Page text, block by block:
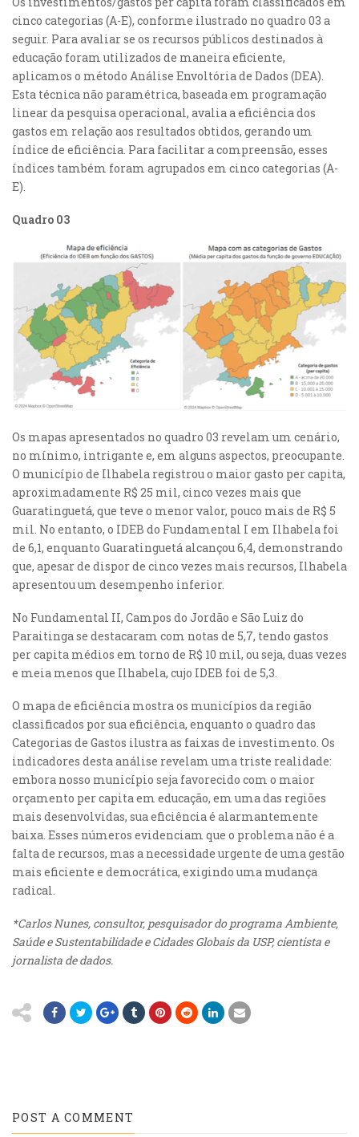
cinco categorias (A-E), conforme ilustrado no quadro 03 a
seguir. Para avaliar se os recursos públicos destinados à
educação foram utilizados de maneira eficiente,
aplicamos o método Análise Envoltória de Dados (DEA).
Esta técnica não paramétrica, baseada em programação
linear da pesquisa operacional, avalia a eficiência dos
gastos em relação aos resultados obtidos, gerando um
índice de eficiência. Para facilitar a compreensão, esses
índices também foram agrupados em cinco categorias (A-
E).
Quadro 03
Os mapas apresentados no quadro 03 revelam um cenário,
no mínimo, intrigante e, em alguns aspectos, preocupante.
O município de Ilhabela registrou o maior gasto per capita,
aproximadamente R$ 25 mil, cinco vezes mais que
Guaratinguetá, que teve o menor valor, pouco mais de R$ 5
mil. No entanto, o IDEB do Fundamental I em Ilhabela foi
de 6,1, enquanto Guaratinguetá alcançou 6,4, demonstrando
que, apesar de dispor de cinco vezes mais recursos, Ilhabela
apresentou um desempenho inferior.
No Fundamental II, Campos do Jordão e São Luiz do
Paraitinga se destacaram com notas de 5,7, tendo gastos
per capita médios em torno de R$ 10 mil, ou seja, duas vezes
e meia menos que Ilhabela, cujo IDEB foi de 5,3.
O mapa de eficiência mostra os municípios da região
classificados por sua eficiência, enquanto o quadro das
Categorias de Gastos ilustra as faixas de investimento. Os
indicadores desta análise revelam uma triste realidade:
embora nosso município seja favorecido com o maior
orçamento per capita em educação, em uma das regiões
mais desenvolvidas, sua eficiência é alarmantemente
baixa. Esses números evidenciam que o problema não é a
falta de recursos, mas a necessidade urgente de uma gestão
mais eficiente e democrática, exigindo uma mudança
radical.
*Carlos Nunes, consultor, pesquisador do programa Ambiente,
Saúde e Sustentabilidade e Cidades Globais da USP, cientista e
jornalista de dados.
POST A COMMENT